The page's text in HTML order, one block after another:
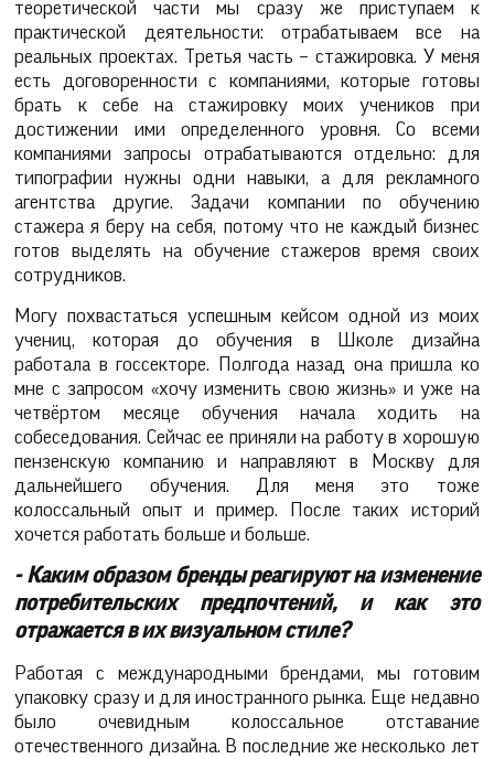
теоретической части мы сразу же приступаем к
практической деятельности: отрабатываем все на
реальных проектах. Третья часть – стажировка. У меня
есть договоренности с компаниями, которые готовы
брать к себе на стажировку моих учеников при
достижении ими определенного уровня. Со всеми
компаниями запросы отрабатываются отдельно: для
типографии нужны одни навыки, а для рекламного
агентства другие. Задачи компании по обучению
стажера я беру на себя, потому что не каждый бизнес
готов выделять на обучение стажеров время своих
сотрудников.
Могу похвастаться успешным кейсом одной из моих
учениц, которая до обучения в Школе дизайна
работала в госсекторе. Полгода назад она пришла ко
мне с запросом «хочу изменить свою жизнь» и уже на
четвёртом месяце обучения начала ходить на
собеседования. Сейчас ее приняли на работу в хорошую
пензенскую компанию и направляют в Москву для
дальнейшего обучения. Для меня это тоже
колоссальный опыт и пример. После таких историй
хочется работать больше и больше.
- Каким образом бренды реагируют на изменение
потребительских предпочтений, и как это
отражается в их визуальном стиле?
Работая с международными брендами, мы готовим
упаковку сразу и для иностранного рынка. Еще недавно
было очевидным колоссальное отставание
отечественного дизайна. В последние же несколько лет